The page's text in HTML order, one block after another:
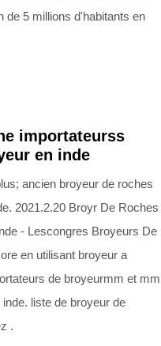
de 5 millions d'habitants en
importateurss
en inde
ancien broyeur de roches
2021.2.20 Broyr De Roches
- Lescongres Broyeurs De
en utilisant broyeur a
de broyeurmm et mm
liste de broyeur de
.